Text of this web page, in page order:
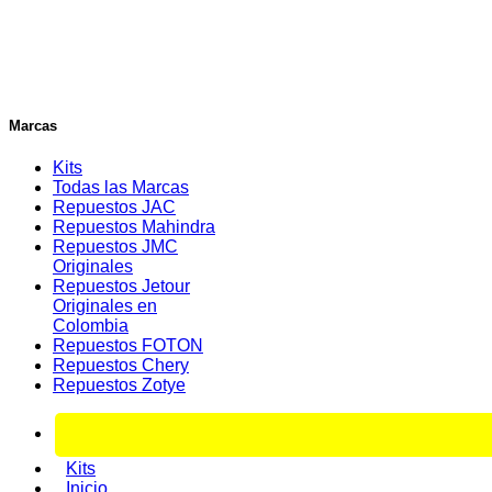
Marcas
Kits
Todas las Marcas
Repuestos JAC
Repuestos Mahindra
Repuestos JMC
Originales
Repuestos Jetour
Originales en
Colombia
Repuestos FOTON
Repuestos Chery
Repuestos Zotye
Kits
Inicio